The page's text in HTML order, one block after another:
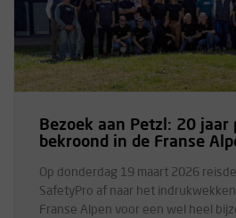
Bezoek aan Petzl: 20 jaar
bekroond in de Franse
Op donderdag 19 maart 2026
SafetyPro af naar het
Franse Alpen voor een wel heel